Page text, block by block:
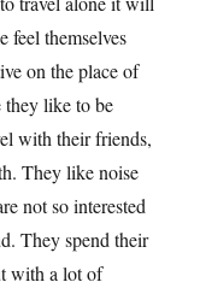
feel themselves
on the place of
they like to be
with their friends,
They like noise
not so interested
They spend their
with a lot of